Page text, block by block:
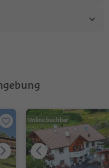
Kircher Hof erlaubt?
Online buchbar